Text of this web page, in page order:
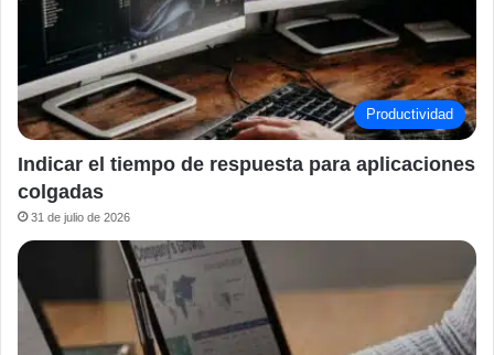
Productividad
Indicar el tiempo de respuesta para aplicaciones
colgadas
31 de julio de 2026